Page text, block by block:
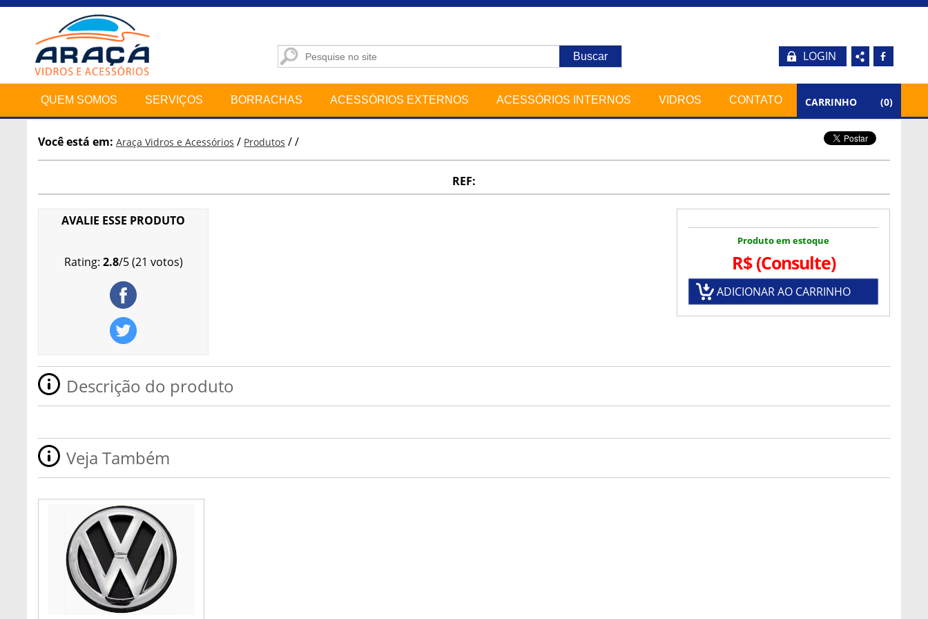
LOGIN b
QUEM SOMOS SERVIÇOS BORRACHAS ACESSÓRIOS EXTERNOS ACESSÓRIOS INTERNOS VIDROS CONTATO CARRINHO (0)
Você está em: Araça Vidros e Acessórios / Produtos //
REF:
AVALIE ESSE PRODUTO
Rating: 2.8/5(21 votos)
Produto em estoque
R$(Consulte)
ADICIONAR AO CARRINHO
Descrição do produto
Veja Também